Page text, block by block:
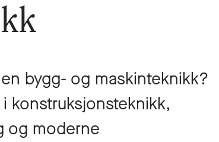
bygg- og maskinteknikk?
konstruksjonsteknikk,
og moderne